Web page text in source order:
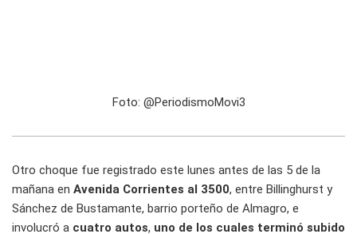
Foto: @PeriodismoMovi3
Otro choque fue registrado este lunes antes de las 5 de la
mañana en Avenida Corrientes al 3500, entre Billinghurst y
Sánchez de Bustamante, barrio porteño de Almagro, e
involucró a cuatro autos, uno de los cuales terminó subido